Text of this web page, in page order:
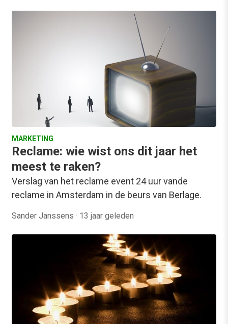
MARKETING
Reclame: wie wist ons dit jaar het
meest te raken?
Verslag van het reclame event 24 uur vande
reclame in Amsterdam in de beurs van Berlage.
Sander Janssens · 13 jaar geleden